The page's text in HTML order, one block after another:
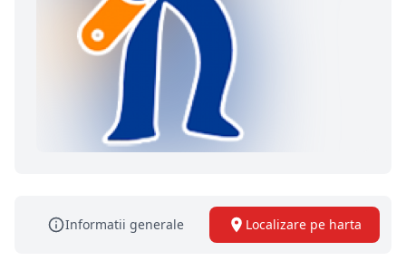
Informatii generale Localizare pe harta